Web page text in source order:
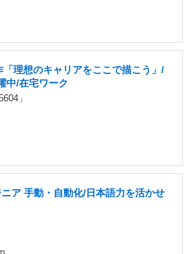
理想のキャリアをここで描こう」/
中/在宅ワーク
」
ア 手動・自動化/日本語力を活かせ